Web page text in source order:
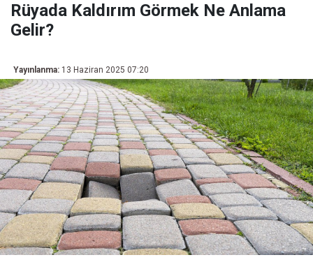
Rüyada Kaldırım Görmek Ne Anlama
Gelir?
Yayınlanma: 13 Haziran 2025 07:20